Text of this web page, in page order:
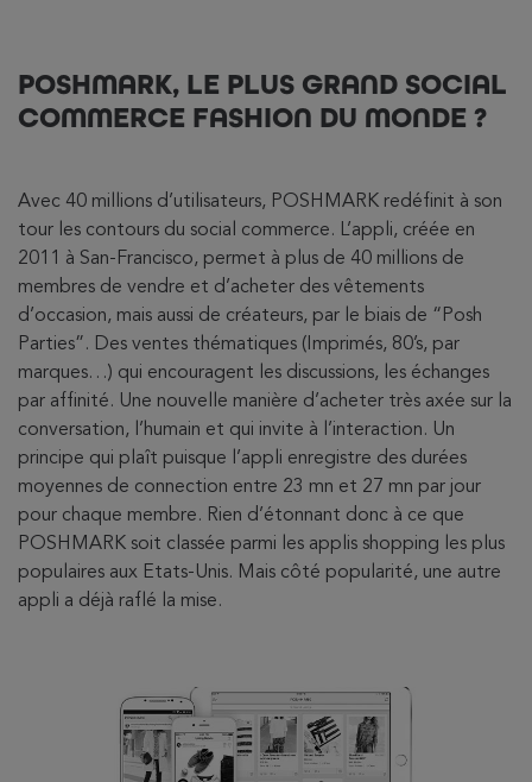
POSHMARK, LE PLUS GRAND SOCIAL
COMMERCE FASHION DU MONDE ?
Avec 40 millions d’utilisateurs, POSHMARK redéfinit à son
tour les contours du social commerce. L’appli, créée en
2011 à San-Francisco, permet à plus de 40 millions de
membres de vendre et d’acheter des vêtements
d’occasion, mais aussi de créateurs, par le biais de “Posh
Parties”. Des ventes thématiques (Imprimés, 80’s, par
marques…) qui encouragent les discussions, les échanges
par affinité. Une nouvelle manière d’acheter très axée sur la
conversation, l’humain et qui invite à l’interaction. Un
principe qui plaît puisque l’appli enregistre des durées
moyennes de connection entre 23 mn et 27 mn par jour
pour chaque membre. Rien d’étonnant donc à ce que
POSHMARK soit classée parmi les applis shopping les plus
populaires aux Etats-Unis. Mais côté popularité, une autre
appli a déjà raflé la mise.